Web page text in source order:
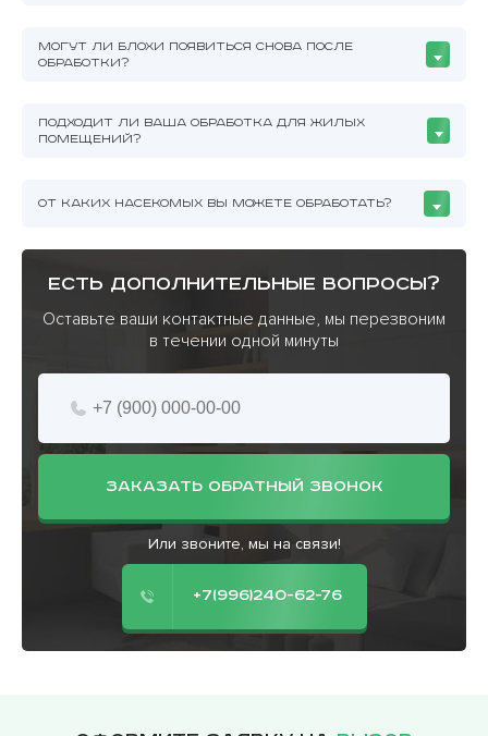
МОГУТ ЛИ БЛОХИ ПОЯВИТЬСЯ СНОВА ПОСЛЕ
ОБРАБОТКИ?
ПОДХОДИТ ЛИ ВАША ОБРАБОТКА ДЛЯ ЖИЛЫХ
ПОМЕЩЕНИЙ?
ОТ КАКИХ НАСЕКОМЫХ ВЫ МОЖЕТЕ ОБРАБОТАТЬ?
есть дополнительные вопросы?
Оставьте ваши контактные данные, мы перезвоним
в течении одной минуты
ЗАКАЗАТЬ ОБРАТНЫЙ ЗВОНОК
Или звоните, мы на связи!
+7(996)240-62-76